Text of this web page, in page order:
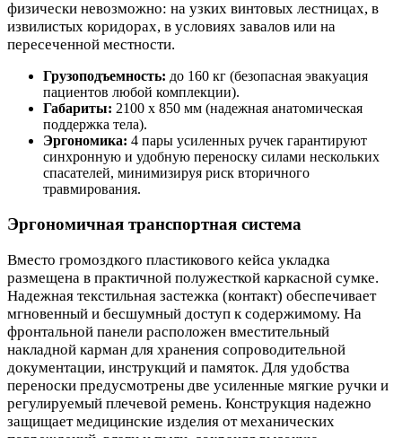
физически невозможно: на узких винтовых лестницах, в
извилистых коридорах, в условиях завалов или на
пересеченной местности.
Грузоподъемность: до 160 кг (безопасная эвакуация
пациентов любой комплекции).
Габариты: 2100 х 850 мм (надежная анатомическая
поддержка тела).
Эргономика: 4 пары усиленных ручек гарантируют
синхронную и удобную переноску силами нескольких
спасателей, минимизируя риск вторичного
травмирования.
Эргономичная транспортная система
Вместо громоздкого пластикового кейса укладка
размещена в практичной полужесткой каркасной сумке.
Надежная текстильная застежка (контакт) обеспечивает
мгновенный и бесшумный доступ к содержимому. На
фронтальной панели расположен вместительный
накладной карман для хранения сопроводительной
документации, инструкций и памяток. Для удобства
переноски предусмотрены две усиленные мягкие ручки и
регулируемый плечевой ремень. Конструкция надежно
защищает медицинские изделия от механических